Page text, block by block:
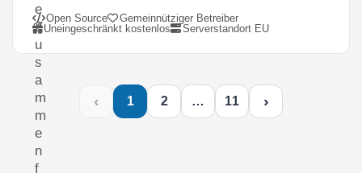
e
Z
u
s
a
m
m
e
n
f
Open Source
Gemeinnütziger Betreiber
Uneingeschränkt kostenlos
Serverstandort EU
‹ 1 2 … 11 ›